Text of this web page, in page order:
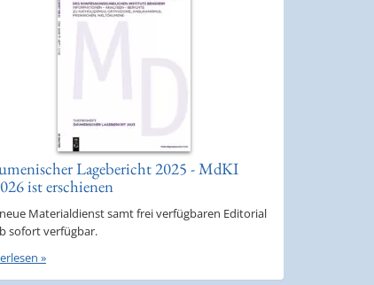
Lagebericht 2025 - MdKI
ist erschienen
Materialdienst samt frei verfügbaren Editorial
sofort verfügbar.
»